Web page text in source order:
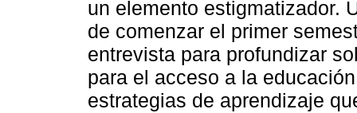
un elemento estigmatizador.
de comenzar el primer
entrevista para profundizar
para el acceso a la
estrategias de aprendizaje